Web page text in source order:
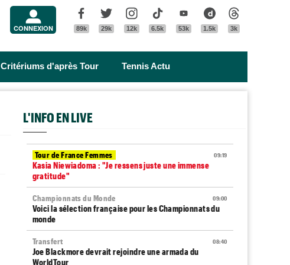
CONNEXION
Facebook
89k
Twitter
29k
Instagram
12k
Tik Tok
6.5k
Youtube
53k
Dailymotion
1.5k 3k
Critériums d'après Tour Tennis Actu
L'INFO EN LIVE
09:19
Tour de France Femmes
Kasia Niewiadoma : "Je ressens juste une immense
gratitude"
09:00
Championnats du Monde
Voici la sélection française pour les Championnats du
monde
08:40
Transfert
Joe Blackmore devrait rejoindre une armada du
WorldTour